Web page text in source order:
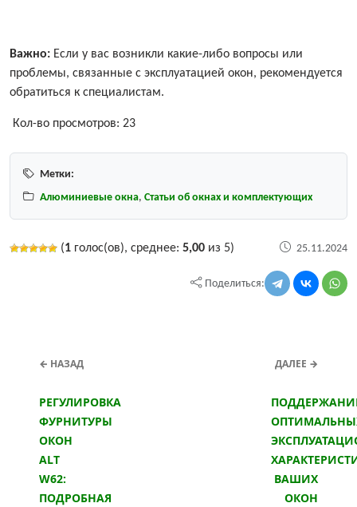
Важно: Если у вас возникли какие-либо вопросы или
проблемы, связанные с эксплуатацией окон, рекомендуется
обратиться к специалистам.
Кол-во просмотров: 23
Метки:
Алюминиевые окна, Статьи об окнах и комплектующих
(1 голос(ов), среднее: 5,00 из 5) 25.11.2024
Поделиться:
← НАЗАД
РЕГУЛИРОВКА
ФУРНИТУРЫ
ОКОН
ALT
W62:
ПОДРОБНАЯ
ДАЛЕЕ →
ВАШИХ
ОКОН